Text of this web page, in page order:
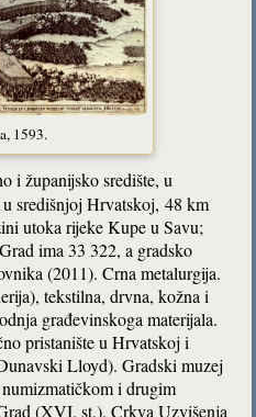
1593.
i županijsko središte, u
središnjoj Hrvatskoj, 48 km
utoka rijeke Kupe u Savu;
ima 33 322, a gradsko
(2011). Crna metalurgija.
tekstilna, drvna, kožna i
građevinskoga materijala.
pristanište u Hrvatskoj i
Lloyd). Gradski muzej
i drugim
(XVI. st.). Crkva Uzvišenja